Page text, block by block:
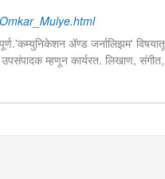
ॲण्ड जर्नालिझम'
म्हणून कार्यरत. लिखाण, संगीत,
रा.स्व.संघाचा स्वयंसेवक